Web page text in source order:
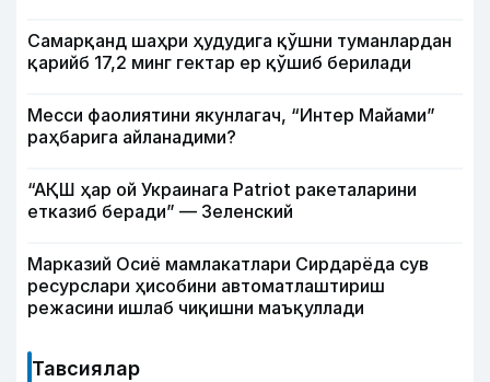
Самарқанд шаҳри ҳудудига қўшни туманлардан
қарийб 17,2 минг гектар ер қўшиб берилади
Месси фаолиятини якунлагач, “Интер Майами”
раҳбарига айланадими?
“АҚШ ҳар ой Украинага Patriot ракеталарини
етказиб беради” — Зеленский
Марказий Осиё мамлакатлари Сирдарёда сув
ресурслари ҳисобини автоматлаштириш
режасини ишлаб чиқишни маъқуллади
Тавсиялар